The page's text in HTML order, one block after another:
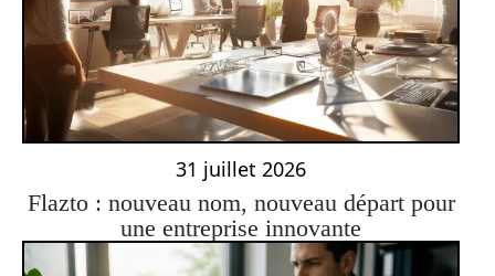
31 juillet 2026
Flazto : nouveau nom, nouveau départ pour
une entreprise innovante